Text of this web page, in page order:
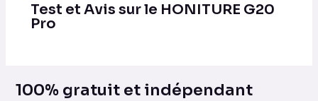
Test et Avis sur le HONITURE G20
Pro
100% gratuit et indépendant